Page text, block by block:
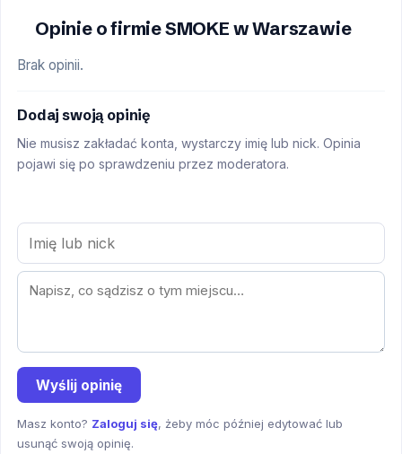
Opinie o firmie SMOKE w Warszawie
Brak opinii.
Dodaj swoją opinię
Nie musisz zakładać konta, wystarczy imię lub nick. Opinia
pojawi się po sprawdzeniu przez moderatora.
Wyślij opinię
Masz konto? Zaloguj się, żeby móc później edytować lub
usunąć swoją opinię.